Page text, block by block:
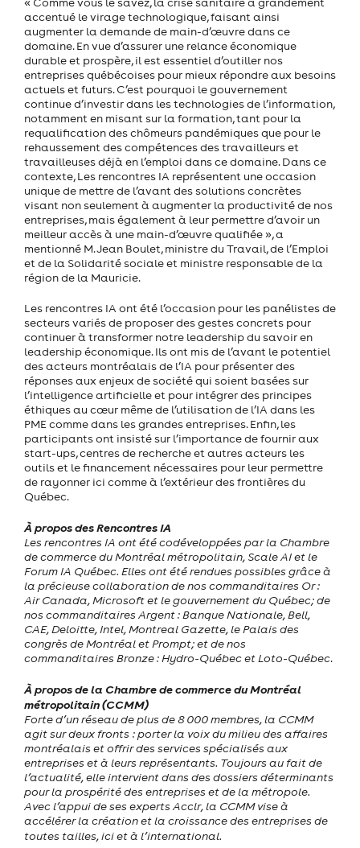
accentué le virage technologique, faisant ainsi
augmenter la demande de main-d’œuvre dans ce
domaine. En vue d’assurer une relance économique
durable et prospère, il est essentiel d’outiller nos
entreprises québécoises pour mieux répondre aux besoins
actuels et futurs. C’est pourquoi le gouvernement
continue d’investir dans les technologies de l’information,
notamment en misant sur la formation, tant pour la
requalification des chômeurs pandémiques que pour le
rehaussement des compétences des travailleurs et
travailleuses déjà en l’emploi dans ce domaine. Dans ce
contexte, Les rencontres IA représentent une occasion
unique de mettre de l’avant des solutions concrètes
visant non seulement à augmenter la productivité de nos
entreprises, mais également à leur permettre d’avoir un
meilleur accès à une main-d’œuvre qualifiée », a
mentionné M. Jean Boulet, ministre du Travail, de l’Emploi
et de la Solidarité sociale et ministre responsable de la
région de la Mauricie.
Les rencontres IA ont été l’occasion pour les panélistes de
secteurs variés de proposer des gestes concrets pour
continuer à transformer notre leadership du savoir en
leadership économique. Ils ont mis de l’avant le potentiel
des acteurs montréalais de l’IA pour présenter des
réponses aux enjeux de société qui soient basées sur
l’intelligence artificielle et pour intégrer des principes
éthiques au cœur même de l’utilisation de l’IA dans les
PME comme dans les grandes entreprises. Enfin, les
participants ont insisté sur l’importance de fournir aux
start-ups, centres de recherche et autres acteurs les
outils et le financement nécessaires pour leur permettre
de rayonner ici comme à l’extérieur des frontières du
Québec.
À propos des Rencontres IA
Les rencontres IA ont été codéveloppées par la Chambre
de commerce du Montréal métropolitain, Scale AI et le
Forum IA Québec. Elles ont été rendues possibles grâce à
la précieuse collaboration de nos commanditaires Or :
Air Canada, Microsoft et le gouvernement du Québec; de
nos commanditaires Argent : Banque Nationale, Bell,
CAE, Deloitte, Intel, Montreal Gazette, le Palais des
congrès de Montréal et Prompt; et de nos
commanditaires Bronze : Hydro-Québec et Loto-Québec.
À propos de la Chambre de commerce du Montréal
métropolitain (CCMM)
Forte d’un réseau de plus de 8 000 membres, la CCMM
agit sur deux fronts : porter la voix du milieu des affaires
montréalais et offrir des services spécialisés aux
entreprises et à leurs représentants. Toujours au fait de
l’actualité, elle intervient dans des dossiers déterminants
pour la prospérité des entreprises et de la métropole.
Avec l’appui de ses experts Acclr, la CCMM vise à
accélérer la création et la croissance des entreprises de
toutes tailles, ici et à l’international.